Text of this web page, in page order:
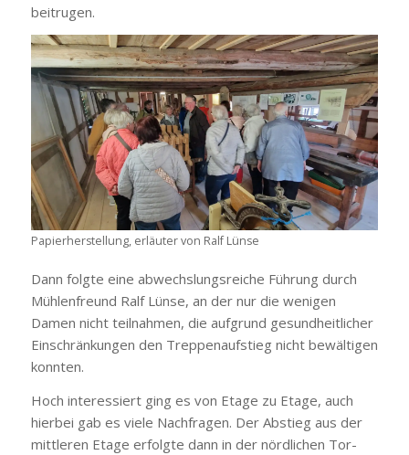
bei­tru­gen.
Papier­her­stel­lung, erläu­ter von Ralf Lün­se
Dann folg­te eine abwechs­lungs­rei­che Füh­rung durch
Müh­len­freund Ralf Lün­se, an der nur die weni­gen
Damen nicht teil­nah­men, die auf­grund gesund­heit­li­cher
Ein­schrän­kun­gen den Trep­pen­auf­stieg nicht bewäl­ti­gen
konn­ten.
Hoch inter­es­siert ging es von Eta­ge zu Eta­ge, auch
hier­bei gab es vie­le Nach­fra­gen. Der Abstieg aus der
mitt­le­ren Eta­ge erfolg­te dann in der nörd­li­chen Tor­